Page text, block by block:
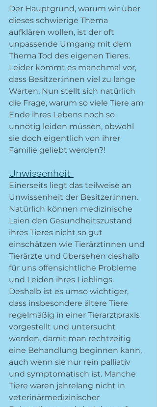
Der Hauptgrund, warum wir über
dieses schwierige Thema
aufklären wollen, ist der oft
unpassende Umgang mit dem
Thema Tod des eigenen Tieres.
Leider kommt es manchmal vor,
dass Besitzer:innen viel zu lange
Warten. Nun stellt sich natürlich
die Frage, warum so viele Tiere am
Ende ihres Lebens noch so
unnötig leiden müssen, obwohl
sie doch eigentlich von ihrer
Familie geliebt werden?!
Unwissenheit
Einerseits liegt das teilweise an
Unwissenheit der Besitzer:innen.
Natürlich können medizinische
Laien den Gesundheitszustand
ihres Tieres nicht so gut
einschätzen wie Tierärztinnen und
Tierärzte und übersehen deshalb
für uns offensichtliche Probleme
und Leiden ihres Lieblings.
Deshalb ist es umso wichtiger,
dass insbesondere ältere Tiere
regelmäßig in einer Tierarztpraxis
vorgestellt und untersucht
werden, damit man rechtzeitig
eine Behandlung beginnen kann,
auch wenn sie nur rein palliativ
und symptomatisch ist. Manche
Tiere waren jahrelang nicht in
veterinärmedizinischer